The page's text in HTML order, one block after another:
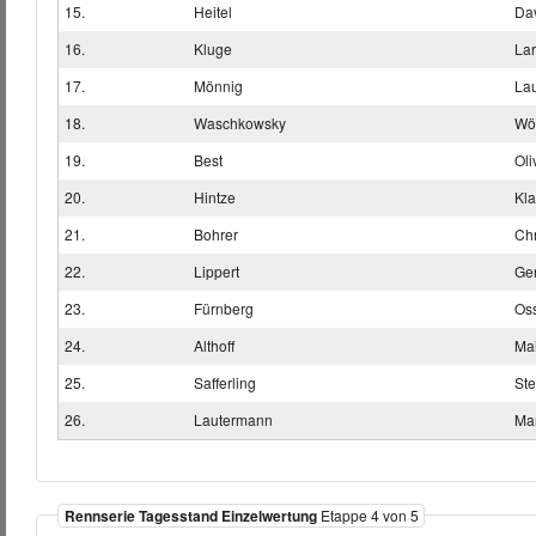
15. Heitel
16.
Kluge
17.
Mönnig
18.
Waschkowsky
19.
Best
20.
Hintze
21.
Bohrer
22.
Lippert
23.
Fürnberg
24.
Althoff
25.
Safferling
26.
Lautermann
Rennserie Tagesstand Einzelwertung Etappe 4 von 5